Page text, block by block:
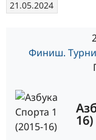
21.05.2024
Финиш.
16)